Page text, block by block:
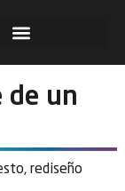
de un
, rediseño